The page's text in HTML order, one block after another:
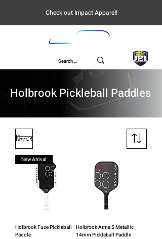
Check out Impact Apparel!
UPL
Holbrook Pickleball Paddles
फ़िल्टर
New Arrival
Holbrook Fuze Pickleball
Paddle
Holbrook Arma S Metallic
14mm Pickleball Paddle